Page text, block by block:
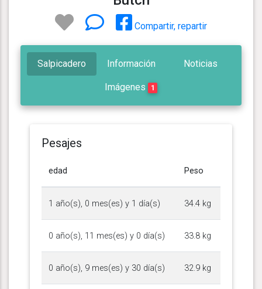
Compartir, repartir
Salpicadero Información Noticias
Imágenes 1
Pesajes
edad Peso
1 año(s), 0 mes(es) y 1 día(s) 34.4 kg
0 año(s), 11 mes(es) y 0 día(s) 33.8 kg
0 año(s), 9 mes(es) y 30 día(s) 32.9 kg